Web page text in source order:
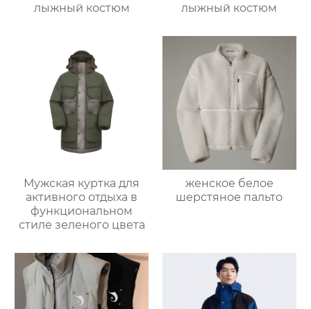
лыжный костюм
лыжный костюм
Мужская куртка для
активного отдыха в
функциональном
стиле зеленого цвета
женское белое
шерстяное пальто